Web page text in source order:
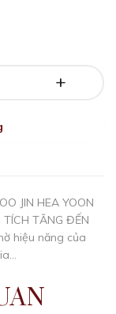
+
JIN HEA YOON
TÍCH TĂNG ĐẾN
hiệu năng của